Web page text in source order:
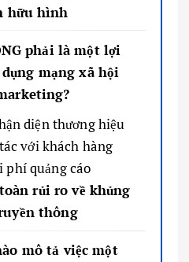
hữu hình
phải là một lợi
mạng xã hội
diện thương hiệu
với khách hàng
phí quảng cáo
rủi ro về khủng
thông
mô tả việc một